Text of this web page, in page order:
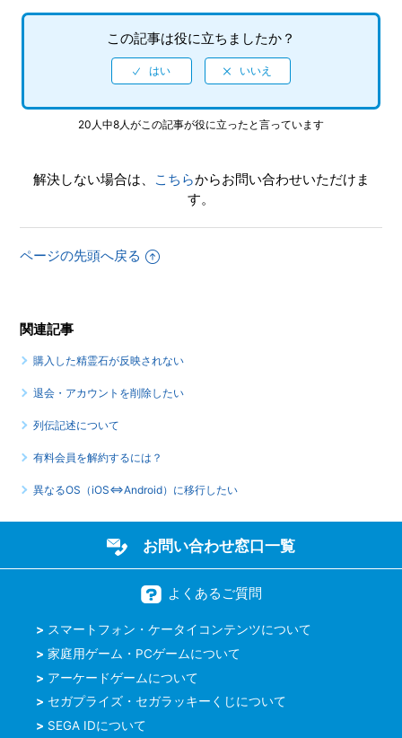
この記事は役に立ちましたか？
20人中8人がこの記事が役に立ったと言っています
解決しない場合は、 こちらからお問い合わせいただけま
す。
ページの先頭へ戻る
関連記事
購入した精霊石が反映されない
退会・アカウントを削除したい
列伝記述について
有料会員を解約するには？
異なるOS（iOS⇔Android）に移行したい
お問い合わせ窓口一覧
よくあるご質問
スマートフォン・ケータイコンテンツについて
家庭用ゲーム・PCゲームについて
アーケードゲームについて
セガプライズ・セガラッキーくじについて
SEGA IDについて